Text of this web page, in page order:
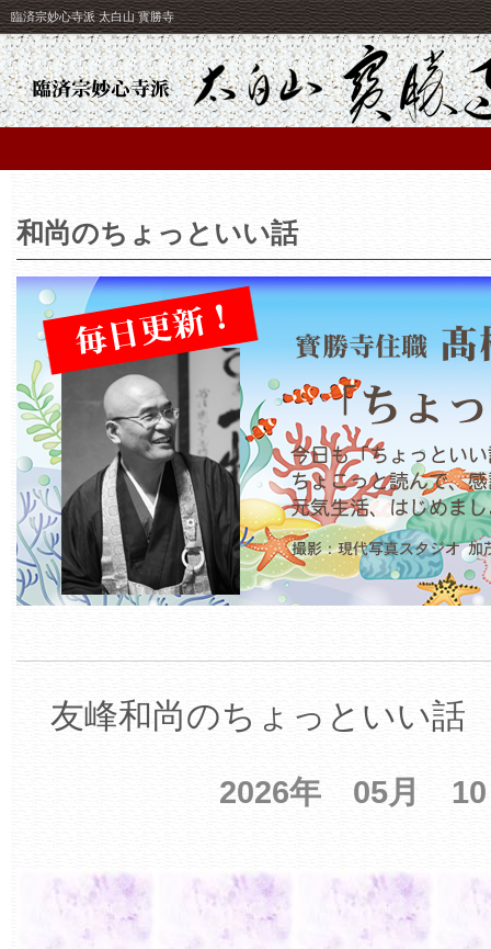
臨済宗妙心寺派 太白山 寳勝寺
和尚のちょっといい話
友峰和尚のちょっといい話
2026年 05月